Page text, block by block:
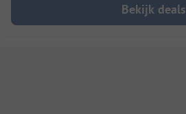
Bekijk deals